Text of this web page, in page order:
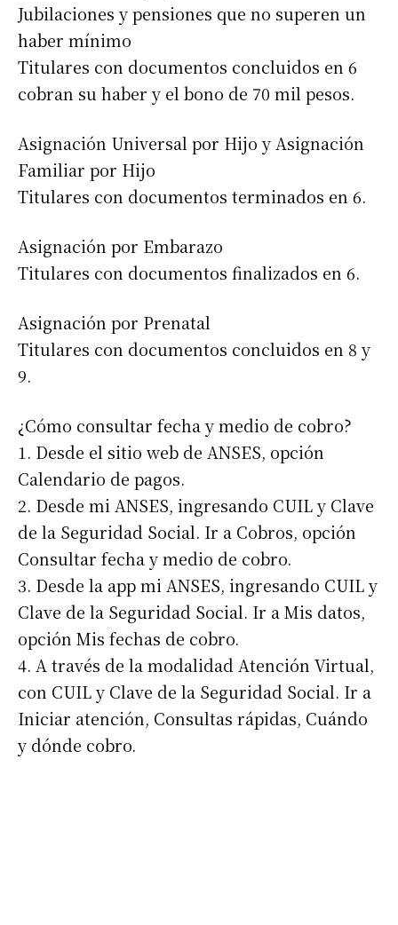
Jubilaciones y pensiones que no superen un
haber mínimo
Titulares con documentos concluidos en 6
cobran su haber y el bono de 70 mil pesos.
Asignación Universal por Hijo y Asignación
Familiar por Hijo
Titulares con documentos terminados en 6.
Asignación por Embarazo
Titulares con documentos finalizados en 6.
Asignación por Prenatal
Titulares con documentos concluidos en 8 y
9.
¿Cómo consultar fecha y medio de cobro?
1. Desde el sitio web de ANSES, opción
Calendario de pagos.
2. Desde mi ANSES, ingresando CUIL y Clave
de la Seguridad Social. Ir a Cobros, opción
Consultar fecha y medio de cobro.
3. Desde la app mi ANSES, ingresando CUIL y
Clave de la Seguridad Social. Ir a Mis datos,
opción Mis fechas de cobro.
4. A través de la modalidad Atención Virtual,
con CUIL y Clave de la Seguridad Social. Ir a
Iniciar atención, Consultas rápidas, Cuándo
y dónde cobro.